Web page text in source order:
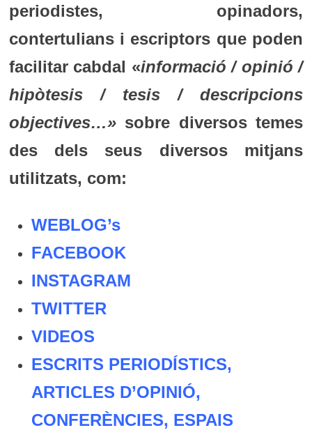
periodistes, opinadors,
contertulians i escriptors que poden
facilitar cabdal «informació / opinió /
hipòtesis / tesis / descripcions
objectives…»sobre diversos temes
des dels seus diversos mitjans
utilitzats, com:
WEBLOG’s
FACEBOOK
INSTAGRAM
TWITTER
VIDEOS
ESCRITS PERIODÍSTICS,
ARTICLES D’OPINIÓ,
CONFERÈNCIES, ESPAIS